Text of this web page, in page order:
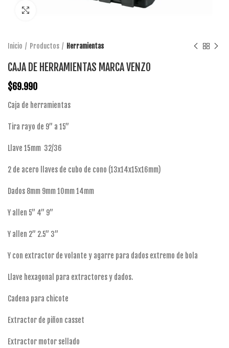
Inicio Productos Herramientas
CAJA DE HERRAMIENTAS MARCA VENZO
$69.990
Caja de herramientas
Tira rayo de 9” a 15”
Llave 15mm 32/36
2 de acero llaves de cubo de cono (13x14x15x16mm)
Dados 8mm 9mm 10mm 14mm
Y allen 5” 4” 9”
Y allen 2” 2.5” 3”
Y con extractor de volante y agarre para dados extremo de bola
Llave hexagonal para extractores y dados.
Cadena para chicote
Extractor de piñon casset
Extractor motor sellado